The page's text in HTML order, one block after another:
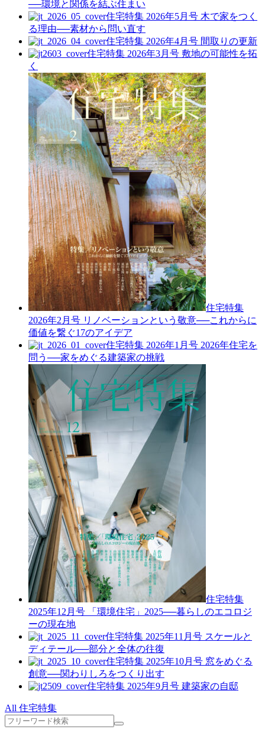
──環境と関係を結ぶ住まい
住宅特集 2026年5月号 木で家をつく
る理由──素材から問い直す
住宅特集 2026年4月号 間取りの更新
住宅特集 2026年3月号 敷地の可能性を拓
く
住宅特集
2026年2月号 リノベーションという敬意──これからに
価値を繋ぐ17のアイデア
住宅特集 2026年1月号 2026年住宅を
問う──家をめぐる建築家の挑戦
住宅特集
2025年12月号
「環境住宅」2025──暮らしのエコロジ
ーの現在地
住宅特集 2025年11月号 スケールと
ディテール──部分と全体の往復
住宅特集 2025年10月号 窓をめぐる
創意──関わりしろをつくり出す
住宅特集 2025年9月号 建築家の自邸
All 住宅特集